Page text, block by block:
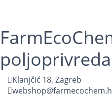
poljoprivreda
Klanjčić 18, Zagreb